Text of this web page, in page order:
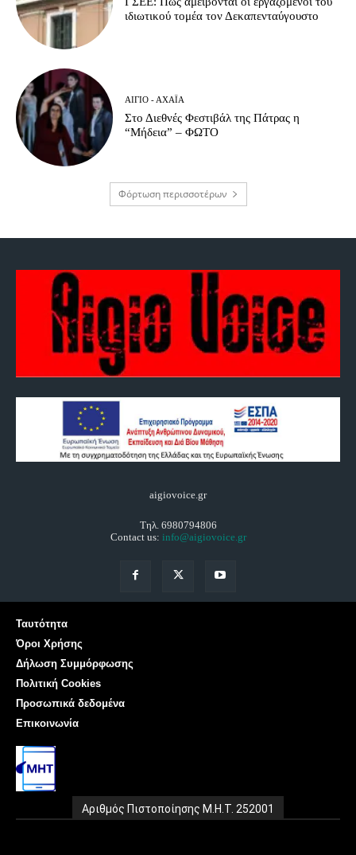
ιδιωτικού τομέα τον Δεκαπενταύγουστο
ΑΊΓΙΟ - ΑΧΑΪ́Α
Στο Διεθνές Φεστιβάλ της Πάτρας η
“Μήδεια” – ΦΩΤΟ
Φόρτωση περισσοτέρων
aigiovoice.gr
Τηλ. 6980794806
Contact us: info@aigiovoice.gr
Ταυτότητα
Όροι Χρήσης
Δήλωση Συμμόρφωσης
Πολιτική Cookies
Προσωπικά δεδομένα
Επικοινωνία
Αριθμός Πιστοποίησης Μ.Η.Τ. 252001